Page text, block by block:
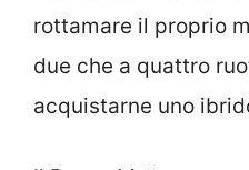
rottamare il proprio
due che a quattro
acquistarne uno